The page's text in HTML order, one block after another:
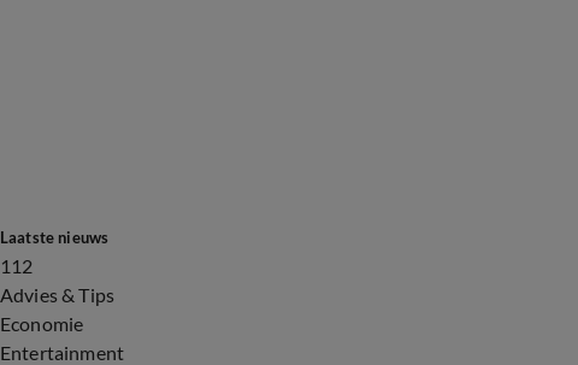
Laatste nieuws
112
Advies & Tips
Economie
Entertainment